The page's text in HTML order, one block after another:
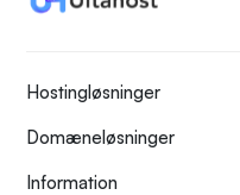
Hostingløsninger
Domæneløsninger
Information